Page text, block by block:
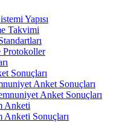
Yapısı
Takvimi
Sonuçları
Anket Sonuçları
Anket Sonuçları
Anketi
Sonuçları